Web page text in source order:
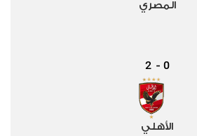
المصري
0
-
2
الأهلي